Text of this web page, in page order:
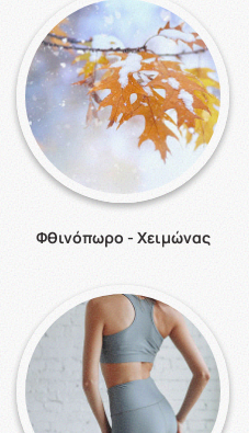
Φθινόπωρο - Χειμώνας